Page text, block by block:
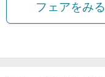
フェアをみる